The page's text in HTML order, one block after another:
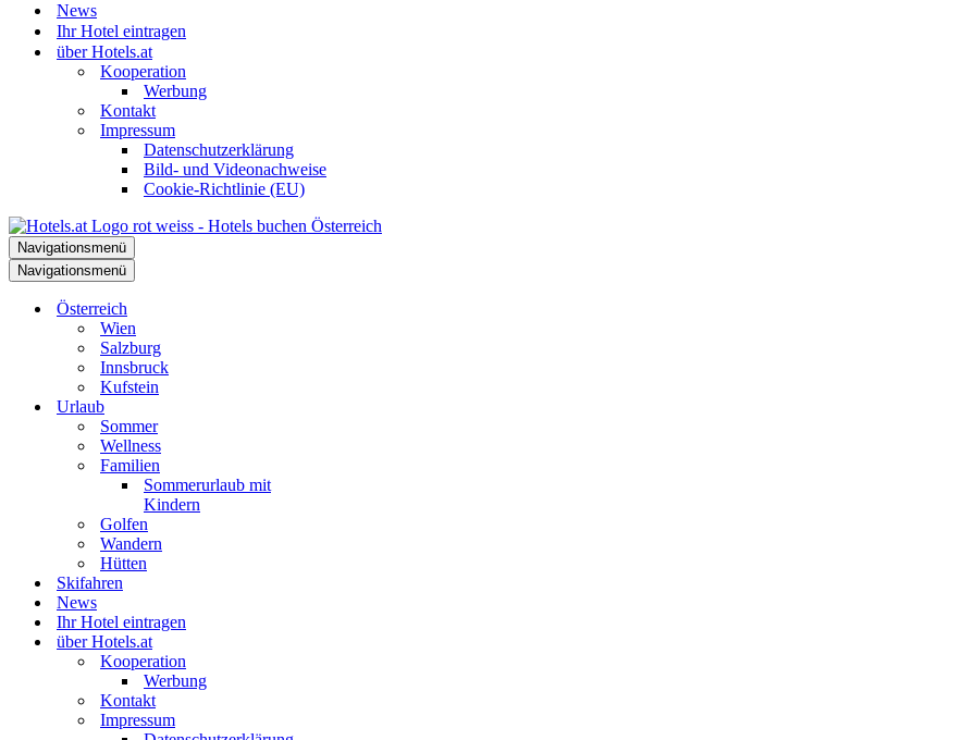
News
Ihr Hotel eintragen
über Hotels.at
Kooperation
Werbung
Kontakt
Impressum
Datenschutzerklärung
Bild- und Videonachweise
Cookie-Richtlinie (EU)
Navigationsmenü
Navigationsmenü
Österreich
Wien
Salzburg
Innsbruck
Kufstein
Urlaub
Sommer
Wellness
Familien
Sommerurlaub mit
Kindern
Golfen
Wandern
Hütten
Skifahren
News
Ihr Hotel eintragen
über Hotels.at
Kooperation
Werbung
Kontakt
Impressum